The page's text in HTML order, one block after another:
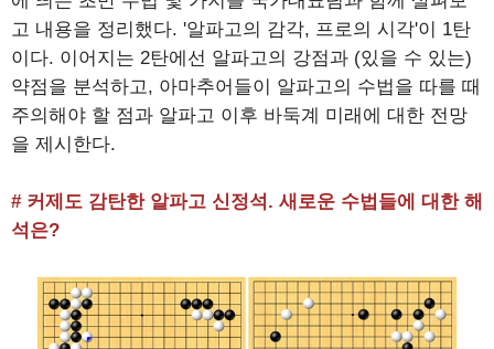
고 내용을 정리했다. '알파고의 감각, 프로의 시각'이 1탄
이다. 이어지는 2탄에선 알파고의 강점과 (있을 수 있는)
약점을 분석하고, 아마추어들이 알파고의 수법을 따를 때
주의해야 할 점과 알파고 이후 바둑계 미래에 대한 전망
을 제시한다.
# 커제도 감탄한 알파고 신정석. 새로운 수법들에 대한 해
석은?